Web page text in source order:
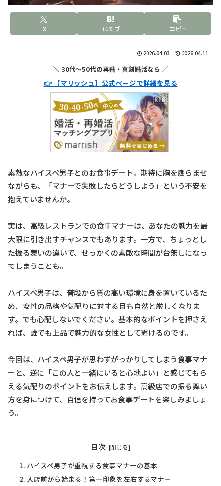
X はてブ コピー
2026.04.03 2026.04.11
＼ 30代〜50代の再婚・真剣婚活なら ／
👉 【マリッシュ】公式ページで詳細を見る
素敵なハイスペ男子とのお食事デート。期待に胸を膨らませ
ながらも、「マナーで失敗したらどうしよう」という不安を
抱えていませんか。
実は、高級レストランでの食事マナーは、あなたの魅力を最
大限に引き出すチャンスでもあります。一方で、ちょっとし
た振る舞いの違いで、せっかくの素敵な時間が台無しになっ
てしまうことも。
ハイスペ男子は、普段から質の高い環境に身を置いているた
め、女性の品格や気配りに対する目も自然と厳しくなりま
す。でも心配しないでください。基本的なポイントを押さえ
れば、誰でも上品で魅力的な女性として輝けるのです。
今回は、ハイスペ男子が思わずがっかりしてしまう食事マナ
ーと、逆に「この人と一緒にいると心地よい」と感じてもら
える気配りのポイントをお伝えします。高級店での振る舞い
方を身につけて、自信を持ってお食事デートを楽しみましょ
う。
目次
ハイスペ男子が重視する食事マナーの基本
入店前から始まる！第一印象を左右するマナー